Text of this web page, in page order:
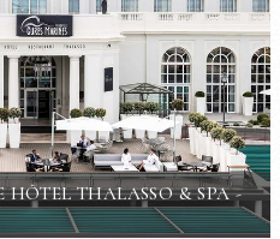
HÔTEL THALASSO & SPA -